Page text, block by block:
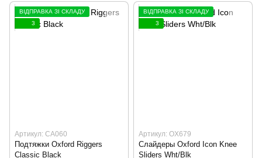
ВІДПРАВКА ЗІ СКЛАДУ
3
Артикул: CA060
Подтяжки Oxford Riggers
Classic Black
ВІДПРАВКА ЗІ СКЛАДУ
3
Артикул: OX679
Слайдеры Oxford Icon Knee
Sliders Wht/Blk